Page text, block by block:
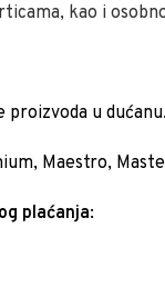
kao i
u dućanu.
Maestro,
plaćanja: